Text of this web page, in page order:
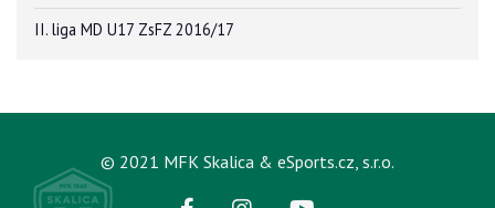
II. liga MD U17 ZsFZ 2016/17
© 2021 MFK Skalica & eSports.cz, s.r.o.